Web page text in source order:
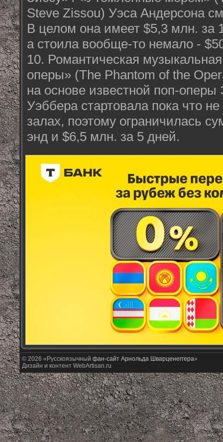
Steve Zissou) Уэса Андерсона
В целом она имеет $5,3 млн. за
а стоила вообще-то немало -
10. Романтическая
оперы» (The Phantom of the
на основе известной поп-
Уэббера стартовала пока что
залах, поэтому ограничилась
энд и $6,5 млн. за 5 дней.
© 2026 «Русскоязычный фан-сайт Арнольда Шварценеггера»
Дизайн и контент WebArtisan.ru